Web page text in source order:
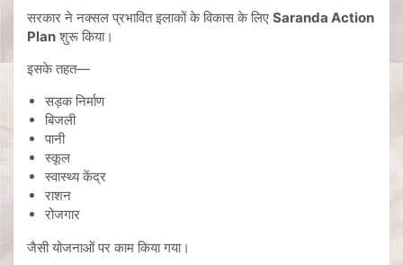
सरकार ने नक्सल प्रभावित इलाकों के विकास के लिए Saranda Action
Planशुरू किया।
इसके तहत—
सड़क निर्माण
बिजली
पानी
स्कूल
स्वास्थ्य केंद्र
राशन
रोजगार
जैसी योजनाओं पर काम किया गया।